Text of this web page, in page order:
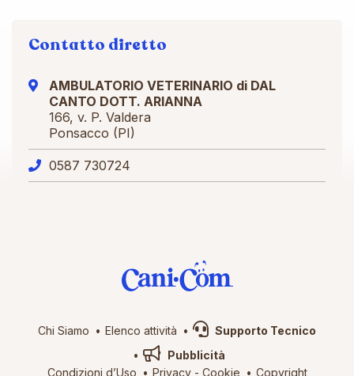
Contatto diretto
AMBULATORIO VETERINARIO di DAL
CANTO DOTT. ARIANNA
166, v. P. Valdera
Ponsacco (PI)
0587 730724
Chi Siamo Elenco attività
Supporto Tecnico
Pubblicità
Condizioni d’Uso
Privacy- Cookie Copyright